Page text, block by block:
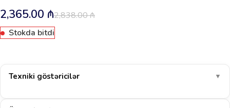
2,838.00₼
2,365.00 ₼
Stokda bitdi
Texniki göstəricilər ▼